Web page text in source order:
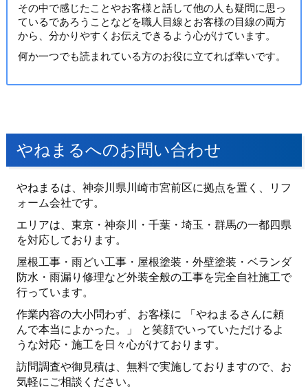
その中で感じたことやお客様と話して他の人も疑問に思っ
ているであろうことなどを職人目線とお客様の目線の両方
から、分かりやすくお伝えできるよう心がけています。
何か一つでも読まれている方のお役に立てれば幸いです。
やねまるへのお問い合わせ
やねまるは、神奈川県川崎市宮前区に拠点を置く、リフ
ォーム会社です。
エリアは、東京・神奈川・千葉・埼玉・群馬の一都四県
を対応しております。
屋根工事・雨どい工事・屋根塗装・外壁塗装・ベランダ
防水・雨漏り修理など外装全般の工事を完全自社施工で
行っています。
作業内容の大小問わず、お客様に 「やねまるさんに頼
んで本当によかった。」 と笑顔でいっていただけるよ
うな対応・施工を日々心がけております。
訪問調査や御見積は、無料で実施しておりますので、お
気軽にご相談ください。